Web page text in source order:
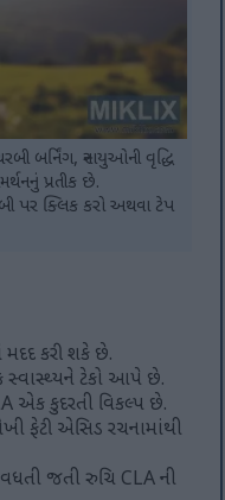
બર્નિંગ, સ્નાયુઓની વૃદ્ધિ
પ્રતીક છે.
પર ક્લિક કરો અથવા ટેપ
કરી શકે છે.
ટેકો આપે છે.
એક કુદરતી વિકલ્પ છે.
ફેટી એસિડ રચનામાંથી
જતી રુચિ CLA ની